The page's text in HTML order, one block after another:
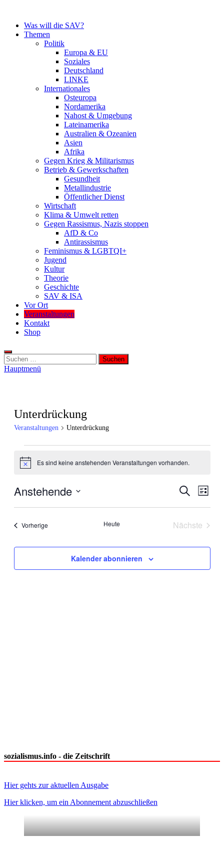
springenWas will die SAV?
Themen
Politik
Europa & EU
Soziales
Deutschland
LINKE
Internationales
Osteuropa
Nordamerika
Nahost & Umgebung
Lateinamerika
Australien & Ozeanien
Asien
Afrika
Gegen Krieg & Militarismus
Betrieb & Gewerkschaften
Gesundheit
Metallindustrie
Öffentlicher Dienst
Wirtschaft
Klima & Umwelt retten
Gegen Rassismus, Nazis stoppen
AfD & Co
Antirassismus
Feminismus & LGBTQI+
Jugend
Kultur
Theorie
Geschichte
SAV & ISA
Vor Ort
Veranstaltungen
Kontakt
Shop
Suchen
nach:
Hauptmenü
Unterdrückung
Veranstaltungen Unterdrückung
HinweisEs sind keine anstehenden Veranstaltungen vorhanden.
Suche
Liste
Anstehende
VorherigeVeranstaltungen Heute
Nächste
Kalender abonnieren
sozialismus.info - die Zeitschrift
Hier gehts zur aktuellen Ausgabe
Hier klicken, um ein Abonnement abzuschließen